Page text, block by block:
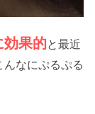
効果的と最近
なにぷるぷる